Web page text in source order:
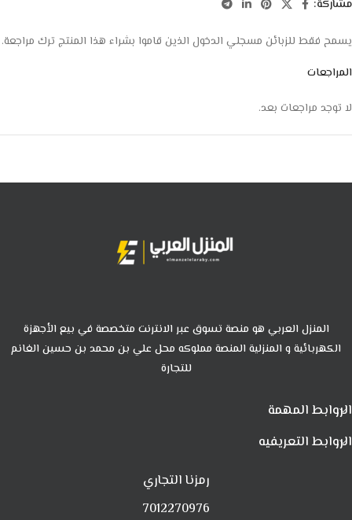
مشاركة:
المراجعات
لا توجد مراجعات بعد.
يسمح فقط للزبائن مسجلي الدخول الذين قاموا بشراء هذا المنتج ترك مراجعة.
المنزل العربي هو منصة تسوق عبر الانترنت متخصصة في بيع الأجهزة
الكهربائية و المنزلية المنصة مملوكه محل علي بن محمد بن حسين الغانم
للتجارة
الروابط المهمة
الروابط التعريفيه
رمزنا التجاري
7012270976